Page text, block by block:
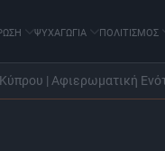
ΨΥΧΑΓΩΓΙΑ ΠΟΛΙΤΙΣΜΟΣ
| Αφιερωματική